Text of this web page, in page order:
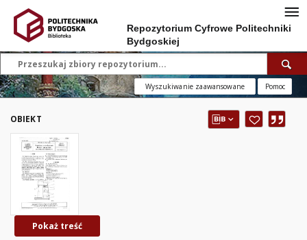
Repozytorium Cyfrowe Politechniki
Bydgoskiej
Wyszukiwanie zaawansowane Pomoc
OBIEKT
Pokaż treść